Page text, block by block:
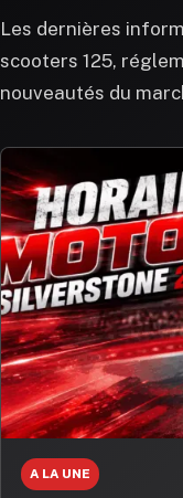
Les dernières
scooters 125,
nouveautés du
A LA UNE